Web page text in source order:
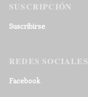
SUSCRIPCIÓN
Suscribirse
REDES SOCIALES
Facebook